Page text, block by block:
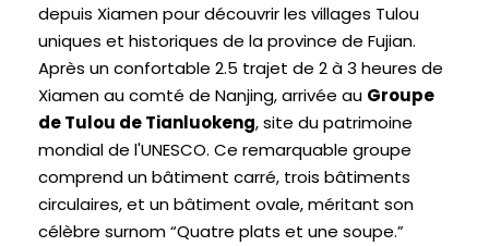
depuis Xiamen pour découvrir les villages Tulou
uniques et historiques de la province de Fujian.
Après un confortable 2.5 trajet de 2 à 3 heures de
Xiamen au comté de Nanjing, arrivée au Groupe
de Tulou de Tianluokeng, site du patrimoine
mondial de l'UNESCO. Ce remarquable groupe
comprend un bâtiment carré, trois bâtiments
circulaires, et un bâtiment ovale, méritant son
célèbre surnom “Quatre plats et une soupe.”